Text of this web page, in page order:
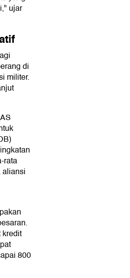
ujar
di
militer.
rata
aliansi
800